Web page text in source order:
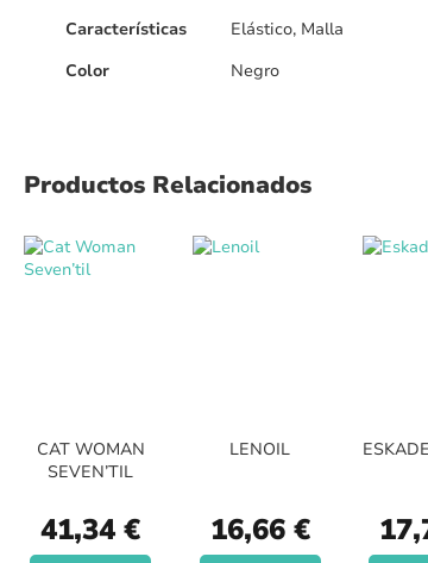
Características
Elástico, Malla
Color
Negro
Productos Relacionados
CAT WOMAN
SEVEN’TIL
41,34 €
LENOIL
16,66 €